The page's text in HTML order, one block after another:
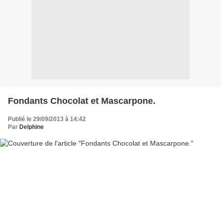
Fondants Chocolat et Mascarpone.
Publié le 29/09/2013 à 14:42
Par Delphine